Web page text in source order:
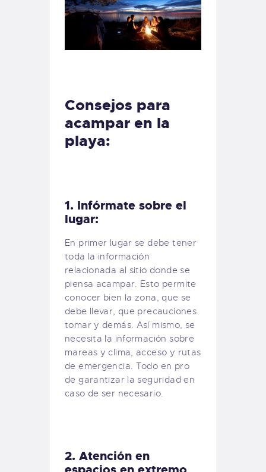
Consejos para
acampar en la
playa:
1. Infórmate sobre el
lugar:
En primer lugar se debe tener
toda la información
relacionada al sitio donde se
piensa acampar. Esto permite
conocer bien la zona, que se
debe llevar, que precauciones
tomar y demás. Así mismo, se
necesita la información sobre
mareas y clima, acceso y rutas
de emergencia. Todo en pro
de garantizar la seguridad en
caso de ser necesario.
2. Atención en